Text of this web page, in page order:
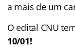
a mais de um
O edital CNU
10/01!